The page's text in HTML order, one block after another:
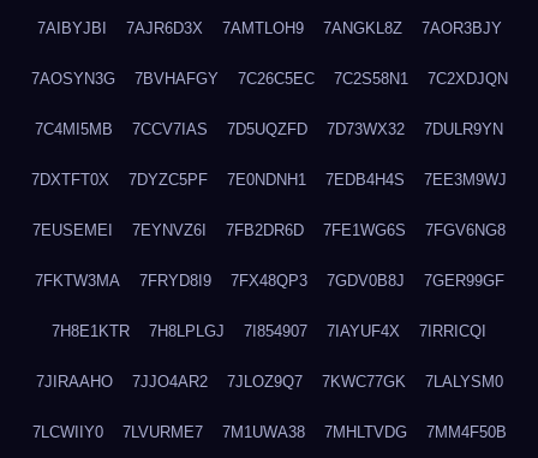
7AIBYJBI 7AJR6D3X 7AMTLOH9 7ANGKL8Z 7AOR3BJY
7AOSYN3G 7BVHAFGY 7C26C5EC 7C2S58N1 7C2XDJQN
7C4MI5MB 7CCV7IAS 7D5UQZFD 7D73WX32 7DULR9YN
7DXTFT0X 7DYZC5PF 7E0NDNH1 7EDB4H4S 7EE3M9WJ
7EUSEMEI 7EYNVZ6I 7FB2DR6D 7FE1WG6S 7FGV6NG8
7FKTW3MA 7FRYD8I9 7FX48QP3 7GDV0B8J 7GER99GF
7H8E1KTR 7H8LPLGJ 7I854907 7IAYUF4X 7IRRICQI
7JIRAAHO 7JJO4AR2 7JLOZ9Q7 7KWC77GK 7LALYSM0
7LCWIIY0 7LVURME7 7M1UWA38 7MHLTVDG 7MM4F50B